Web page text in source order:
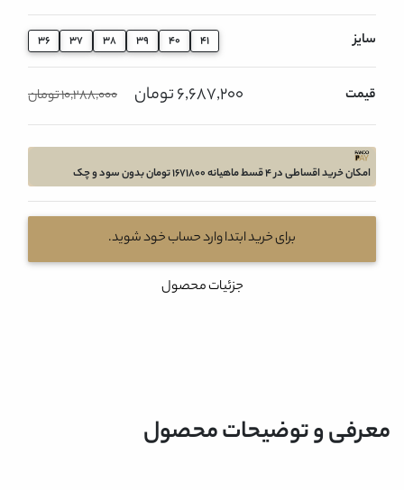
سایز 36 37 38 39 40
قیمت 6,687,200 تومان 10,288,000 تومان
امکان خرید اقساطی در 4 قسط ماهیانه 1671800 تومان بدون سود و چک
برای خرید ابتدا وارد حساب خود شوید.
جزئیات محصول
معرفی و توضیحات محصول